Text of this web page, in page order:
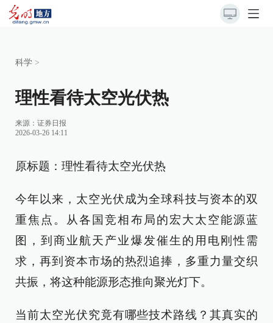
科学 >
理性看待太空光伏热
来源： 证券日报
2026-03-26 14:11
原标题：理性看待太空光伏热
今年以来，太空光伏成为全球科技与资本的双
重焦点。从各国竞相布局的宏大太空能源蓝
图，到商业航天产业爆发催生的用电刚性需
求，再到资本市场的热烈追捧，多重力量交织
共振，将这种能源形态推向聚光灯下。
当前太空光伏究竟有哪些技术路线？其真实的